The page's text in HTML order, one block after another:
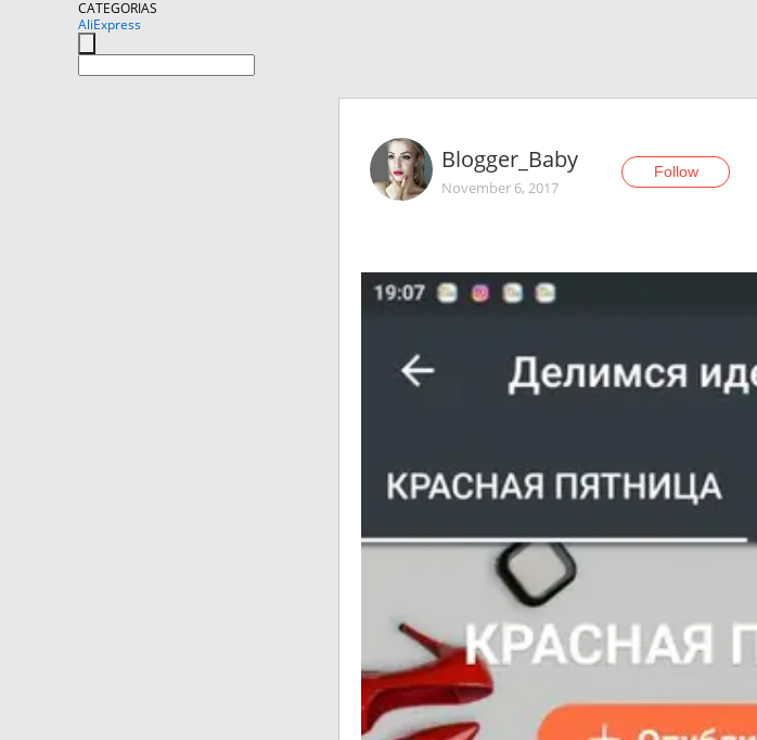
CATEGORIAS
AliExpress
Blogger_Baby
November 6, 2017
Follow